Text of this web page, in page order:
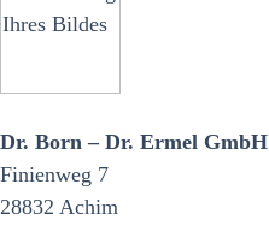
Dr. Born – Dr. Ermel GmbH
Finienweg 7
28832 Achim